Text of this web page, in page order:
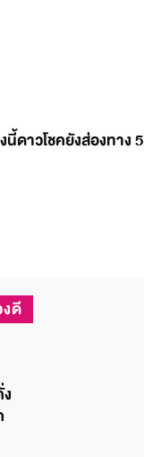
ดาวโชคยังส่องทาง 5
ดี